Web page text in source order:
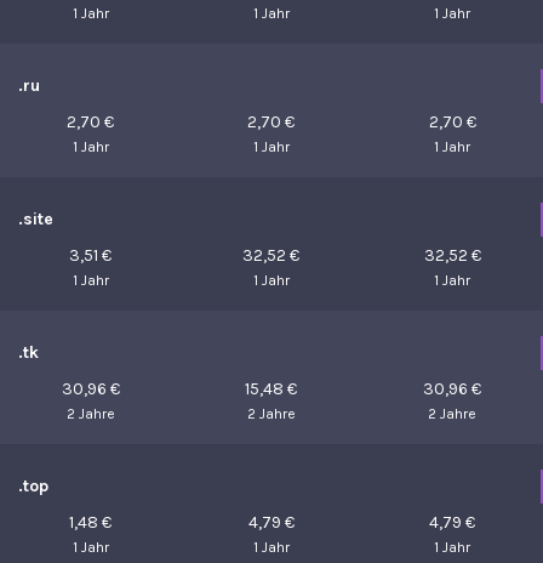
1 Jahr 1 Jahr 1 Jahr
.ru
2,70 €
1 Jahr
2,70 €
1 Jahr
2,70 €
1 Jahr
.site
3,51 €
1 Jahr
32,52 €
1 Jahr
32,52 €
1 Jahr
.tk
30,96 €
2 Jahre
15,48 €
2 Jahre
30,96 €
2 Jahre
.top
1,48 €
1 Jahr
4,79 €
1 Jahr
4,79 €
1 Jahr